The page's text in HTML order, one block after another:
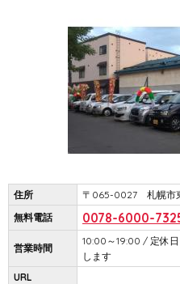
住所
〒065-0027 札幌市
無料電話
0078-6000-
営業時間
10:00～19:00 / 定休
します
URL